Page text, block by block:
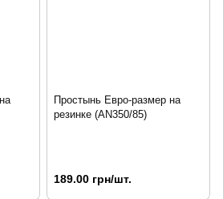
Простынь Евро-размер на
резинке (AN350/85)
189.00 грн/шт.